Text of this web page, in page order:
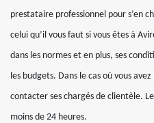
prestataire professionnel pour s’en
celui qu’il vous faut si vous êtes à
dans les normes et en plus, ses
les budgets. Dans le cas où vous
contacter ses chargés de clientèle.
moins de 24 heures.